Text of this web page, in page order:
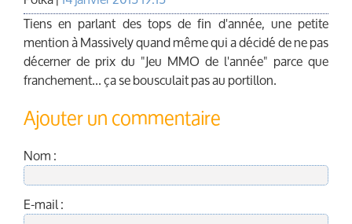
Tiens en parlant des tops de fin d'année, une petite
mention à Massively quand même qui a décidé de ne pas
décerner de prix du "Jeu MMO de l'année" parce que
franchement... ça se bousculait pas au portillon.
Ajouter un commentaire
Nom :
E-mail :